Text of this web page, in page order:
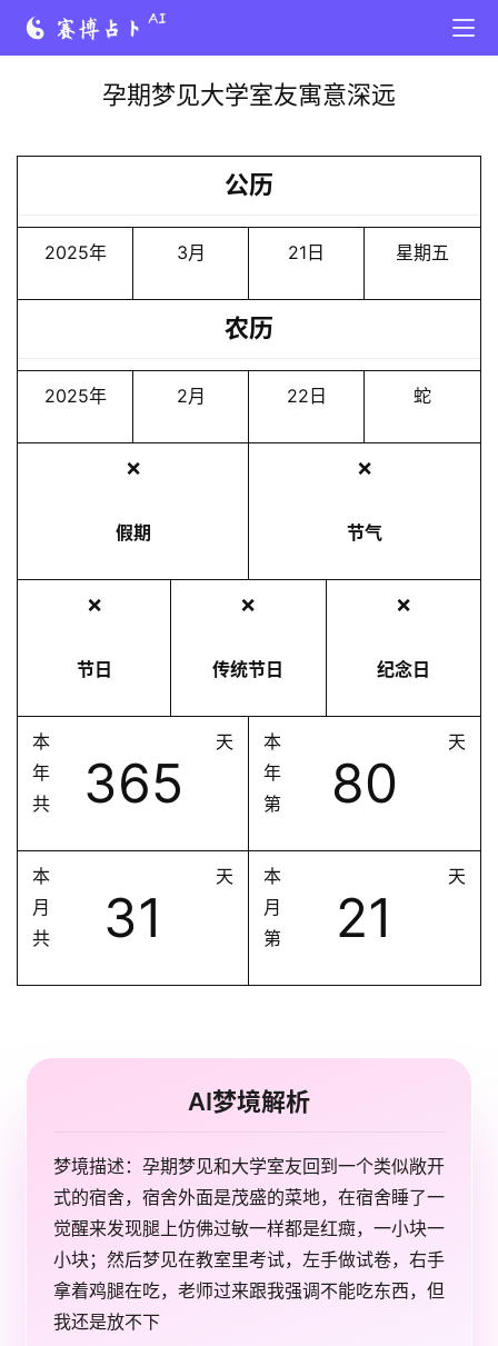
孕期梦见大学室友寓意深远
公历
2025年 3月 21日 星期五
农历
2025年 2月 22日 蛇
❌
假期
❌
节气
❌
节日
❌
传统节日
❌
纪念日
本
年
共
365
天
本
年
第
80
天
本
月
共
31
天
本
月
第
21
天
AI梦境解析
梦境描述：孕期梦见和大学室友回到一个类似敞开
式的宿舍，宿舍外面是茂盛的菜地，在宿舍睡了一
觉醒来发现腿上仿佛过敏一样都是红癍，一小块一
小块；然后梦见在教室里考试，左手做试卷，右手
拿着鸡腿在吃，老师过来跟我强调不能吃东西，但
我还是放不下